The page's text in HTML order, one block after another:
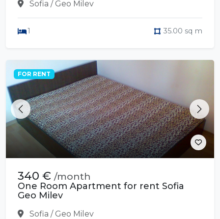
Sofia / Geo Milev
1 35.00 sq m
Previous Next
FOR RENT
340 € /month
One Room Apartment for rent Sofia
Geo Milev
Sofia / Geo Milev